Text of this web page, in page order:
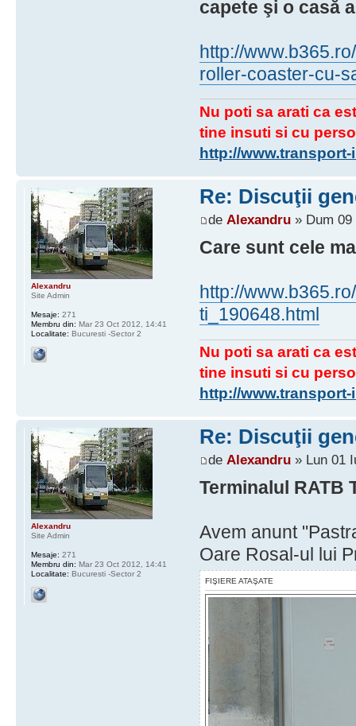
capete şi o casă
http://
roller-coaster-cu-
Nu poti sa arati ca
tine insuti si cu
http://
Re: Discuţii
de Alexandru» Dum 09
Care sunt cele
http://
ti_190648.html
Nu poti sa arati ca
tine insuti si cu
http://
Alexandru
Site Admin
Mesaje: 271
Membru din: Mar 23 Oct 2012, 14:41
Localitate: Bucuresti -Sector 2
Re: Discuţii
de Alexandru» Lun 01
Terminalul RATB
Avem anunt
Oare Rosal-ul lui
FIŞIERE ATAŞATE
Alexandru
Site Admin
Mesaje: 271
Membru din: Mar 23 Oct 2012, 14:41
Localitate: Bucuresti -Sector 2